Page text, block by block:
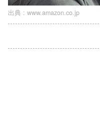
出典 : www.amazon.co.jp